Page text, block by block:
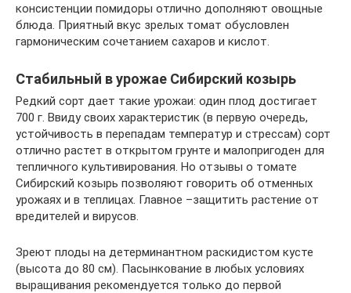
консистенции помидоры отлично дополняют овощные
блюда. Приятный вкус зрелых томат обусловлен
гармоническим сочетанием сахаров и кислот.
Стабильный в урожае Сибирский козырь
Редкий сорт дает такие урожаи: один плод достигает
700 г. Ввиду своих характеристик (в первую очередь,
устойчивость в перепадам температур и стрессам) сорт
отлично растет в открытом грунте и малопригоден для
тепличного культивирования. Но отзывы о томате
Сибирский козырь позволяют говорить об отменных
урожаях и в теплицах. Главное –защитить растение от
вредителей и вирусов.
Зреют плоды на детерминантном раскидистом кусте
(высота до 80 см). Пасынкование в любых условиях
выращивания рекомендуется только до первой